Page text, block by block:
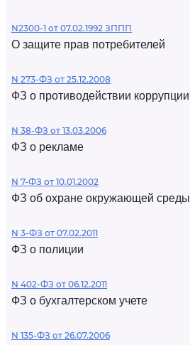
N2300-1 от 07.02.1992 ЗППП
О защите прав потребителей
N 273-ФЗ от 25.12.2008
ФЗ о противодействии коррупции
N 38-ФЗ от 13.03.2006
ФЗ о рекламе
N 7-ФЗ от 10.01.2002
ФЗ об охране окружающей среды
N 3-ФЗ от 07.02.2011
ФЗ о полиции
N 402-ФЗ от 06.12.2011
ФЗ о бухгалтерском учете
N 135-ФЗ от 26.07.2006